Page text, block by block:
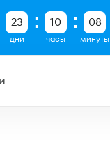
23
дни
10
часы
08
минуты